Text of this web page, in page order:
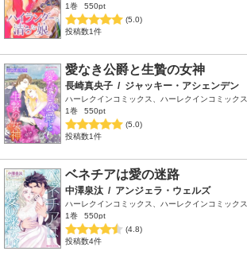
1巻
550pt
(5.0)
投稿数1件
愛なき公爵と生贄の女神
長崎真央子 / ジャッキー・アシェンデン
ハーレクインコミックス、ハーレクインコミックス
1巻
550pt
(5.0)
投稿数1件
ベネチアは愛の迷路
中澤泉汰 / アンジェラ・ウェルズ
ハーレクインコミックス、ハーレクインコミックス
1巻
550pt
(4.8)
投稿数4件